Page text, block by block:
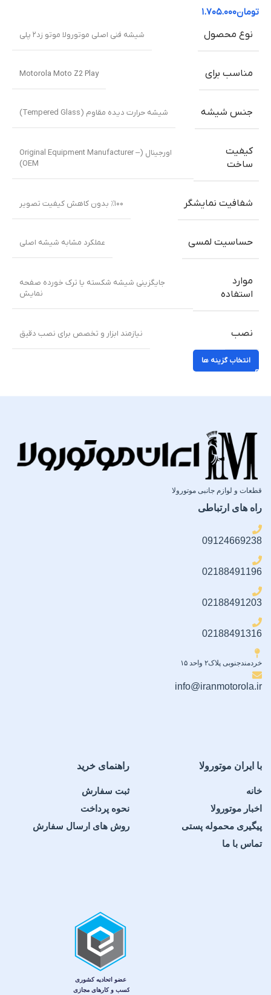
تومان۱.۷۰۵.۰۰۰
نوع محصول
شیشه فنی اصلی موتورولا موتو زد۲ پلی
مناسب برای Motorola Moto Z2 Play
جنس شیشه شیشه حرارت دیده مقاوم (Tempered Glass)
کیفیت
ساخت
اورجینال (Original Equipment Manufacturer –
OEM)
شفافیت نمایشگر ٪۱۰۰ بدون کاهش کیفیت تصویر
حساسیت لمسی عملکرد مشابه شیشه اصلی
موارد
استفاده
جایگزینی شیشه شکسته یا ترک خورده صفحه
نمایش
نصب نیازمند ابزار و تخصص برای نصب دقیق
انتخاب گزینه ها
قطعات و لوازم جانبی موتورولا
راه های ارتباطی
09124669238
02188491196
02188491203
02188491316
خردمندجنوبی پلاک۲ واحد ۱۵
info@iranmotorola.ir
با ایران موتورولا
خانه
اخبار موتورولا
پیگیری محموله پستی
تماس با ما
راهنمای خرید
ثبت سفارش
نحوه پرداخت
روش های ارسال سفارش